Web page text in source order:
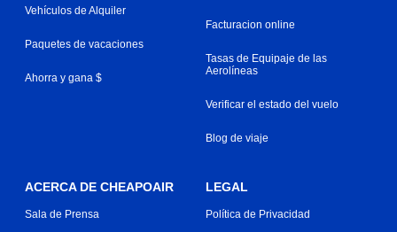
Vehículos de Alquiler
Paquetes de vacaciones
Ahorra y gana $
Facturacion online
Tasas de Equipaje de las
Aerolíneas
Verificar el estado del vuelo
Blog de viaje
ACERCA DE CHEAPOAIR
Sala de Prensa
LEGAL
Política de Privacidad